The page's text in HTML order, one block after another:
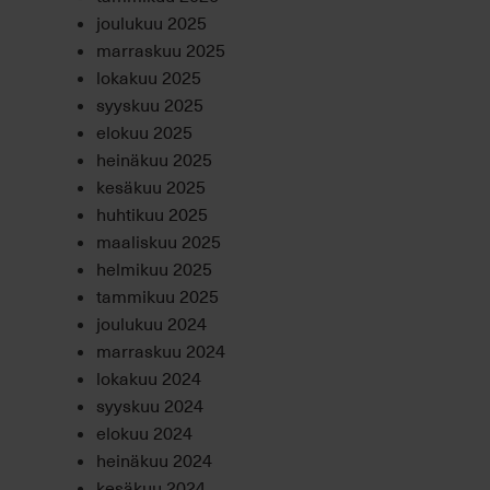
joulukuu 2025
marraskuu 2025
lokakuu 2025
syyskuu 2025
elokuu 2025
heinäkuu 2025
kesäkuu 2025
huhtikuu 2025
maaliskuu 2025
helmikuu 2025
tammikuu 2025
joulukuu 2024
marraskuu 2024
lokakuu 2024
syyskuu 2024
elokuu 2024
heinäkuu 2024